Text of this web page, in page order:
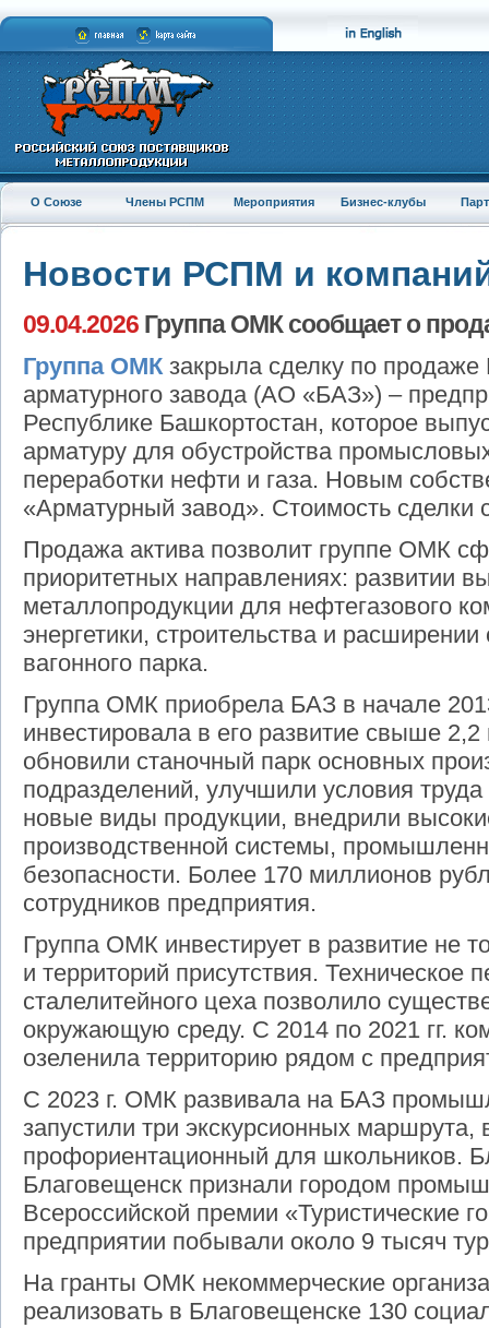
О Союзе Члены РСПМ Мероприятия Бизнес-клубы
Новости РСПМ и
09.04.2026 Группа ОМК сообщает о
Группа ОМКзакрыла сделку по продаже
арматурного завода (АО «БАЗ») –
Республике Башкортостан, которое
арматуру для обустройства
переработки нефти и газа. Новым
«Арматурный завод». Стоимость сделки
Продажа актива позволит группе ОМК
приоритетных направлениях: развитии
металлопродукции для нефтегазового
энергетики, строительства и
вагонного парка.
Группа ОМК приобрела БАЗ в начале
инвестировала в его развитие свыше
обновили станочный парк основных
подразделений, улучшили условия
новые виды продукции, внедрили
производственной системы,
безопасности. Более 170 миллионов
сотрудников предприятия.
Группа ОМК инвестирует в развитие не
и территорий присутствия. Техническое
сталелитейного цеха позволило
окружающую среду. С 2014 по 2021 гг.
озеленила территорию рядом с
С 2023 г. ОМК развивала на БАЗ
запустили три экскурсионных маршрута,
профориентационный для школьников.
Благовещенск признали городом
Всероссийской премии «Туристические
предприятии побывали около 9 тысяч
На гранты ОМК некоммерческие
реализовать в Благовещенске 130